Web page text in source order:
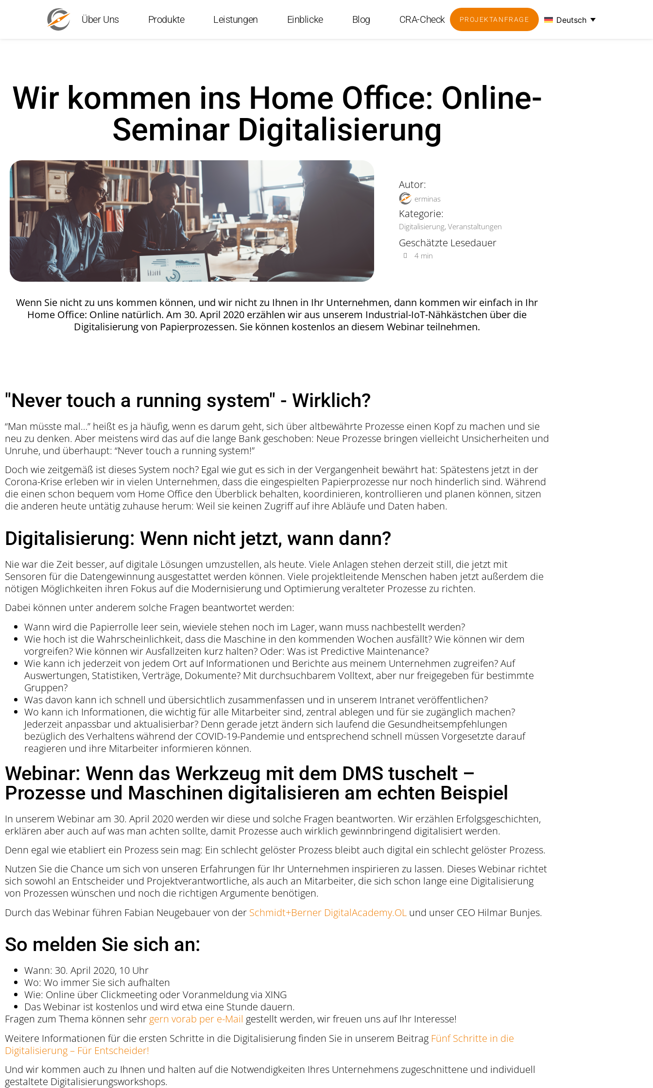
Über Uns Produkte Leistungen Einblicke Blog CRA-Check PROJEKTANFRAGE Deutsch
Wir kommen ins Home Office: Online-
Seminar Digitalisierung
Autor:
erminas
Kategorie:
Digitalisierung, Veranstaltungen
Geschätzte Lesedauer
4 min
Wenn Sie nicht zu uns kommen können, und wir nicht zu Ihnen in Ihr Unternehmen, dann kommen wir einfach in Ihr
Home Office: Online natürlich. Am 30. April 2020 erzählen wir aus unserem Industrial-IoT-Nähkästchen über die
Digitalisierung von Papierprozessen. Sie können kostenlos an diesem Webinar teilnehmen.
"Never touch a running system" - Wirklich?
“Man müsste mal…” heißt es ja häufig, wenn es darum geht, sich über altbewährte Prozesse einen Kopf zu machen und sie
neu zu denken. Aber meistens wird das auf die lange Bank geschoben: Neue Prozesse bringen vielleicht Unsicherheiten und
Unruhe, und überhaupt: “Never touch a running system!”
Doch wie zeitgemäß ist dieses System noch? Egal wie gut es sich in der Vergangenheit bewährt hat: Spätestens jetzt in der
Corona-Krise erleben wir in vielen Unternehmen, dass die eingespielten Papierprozesse nur noch hinderlich sind. Während
die einen schon bequem vom Home Office den Überblick behalten, koordinieren, kontrollieren und planen können, sitzen
die anderen heute untätig zuhause herum: Weil sie keinen Zugriff auf ihre Abläufe und Daten haben.
Digitalisierung: Wenn nicht jetzt, wann dann?
Nie war die Zeit besser, auf digitale Lösungen umzustellen, als heute. Viele Anlagen stehen derzeit still, die jetzt mit
Sensoren für die Datengewinnung ausgestattet werden können. Viele projektleitende Menschen haben jetzt außerdem die
nötigen Möglichkeiten ihren Fokus auf die Modernisierung und Optimierung veralteter Prozesse zu richten.
Dabei können unter anderem solche Fragen beantwortet werden:
Wann wird die Papierrolle leer sein, wieviele stehen noch im Lager, wann muss nachbestellt werden?
Wie hoch ist die Wahrscheinlichkeit, dass die Maschine in den kommenden Wochen ausfällt? Wie können wir dem
vorgreifen? Wie können wir Ausfallzeiten kurz halten? Oder: Was ist Predictive Maintenance?
Wie kann ich jederzeit von jedem Ort auf Informationen und Berichte aus meinem Unternehmen zugreifen? Auf
Auswertungen, Statistiken, Verträge, Dokumente? Mit durchsuchbarem Volltext, aber nur freigegeben für bestimmte
Gruppen?
Was davon kann ich schnell und übersichtlich zusammenfassen und in unserem Intranet veröffentlichen?
Wo kann ich Informationen, die wichtig für alle Mitarbeiter sind, zentral ablegen und für sie zugänglich machen?
Jederzeit anpassbar und aktualisierbar? Denn gerade jetzt ändern sich laufend die Gesundheitsempfehlungen
bezüglich des Verhaltens während der COVID-19-Pandemie und entsprechend schnell müssen Vorgesetzte darauf
reagieren und ihre Mitarbeiter informieren können.
Webinar: Wenn das Werkzeug mit dem DMS tuschelt –
Prozesse und Maschinen digitalisieren am echten Beispiel
In unserem Webinar am 30. April 2020 werden wir diese und solche Fragen beantworten. Wir erzählen Erfolgsgeschichten,
erklären aber auch auf was man achten sollte, damit Prozesse auch wirklich gewinnbringend digitalisiert werden.
Denn egal wie etabliert ein Prozess sein mag: Ein schlecht gelöster Prozess bleibt auch digital ein schlecht gelöster Prozess.
Nutzen Sie die Chance um sich von unseren Erfahrungen für Ihr Unternehmen inspirieren zu lassen. Dieses Webinar richtet
sich sowohl an Entscheider und Projektverantwortliche, als auch an Mitarbeiter, die sich schon lange eine Digitalisierung
von Prozessen wünschen und noch die richtigen Argumente benötigen.
Durch das Webinar führen Fabian Neugebauer von der Schmidt+Berner DigitalAcademy.OL und unser CEO Hilmar Bunjes.
So melden Sie sich an:
Wann: 30. April 2020, 10 Uhr
Wo: Wo immer Sie sich aufhalten
Wie: Online über Clickmeeting oder Voranmeldung via XING
Das Webinar ist kostenlos und wird etwa eine Stunde dauern.
Fragen zum Thema können sehr gern vorab per e-Mail gestellt werden, wir freuen uns auf Ihr Interesse!
Weitere Informationen für die ersten Schritte in die Digitalisierung finden Sie in unserem Beitrag Fünf Schritte in die
Digitalisierung – Für Entscheider!
Und wir kommen auch zu Ihnen und halten auf die Notwendigkeiten Ihres Unternehmens zugeschnittene und individuell
gestaltete Digitalisierungsworkshops.